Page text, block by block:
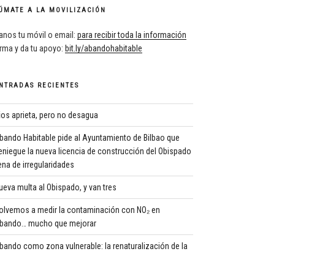
A LA MOVILIZACIÓN
tu móvil o email: para recibir toda la información
y da tu apoyo: bit.ly/abandohabitable
RECIENTES
aprieta, pero no desagua
Habitable pide al Ayuntamiento de Bilbao que
la nueva licencia de construcción del Obispado
de irregularidades
multa al Obispado, y van tres
a medir la contaminación con NO₂ en
mucho que mejorar
como zona vulnerable: la renaturalización de la